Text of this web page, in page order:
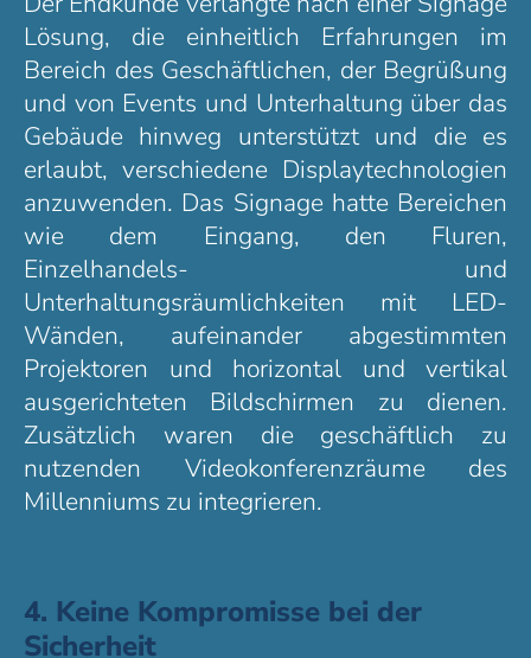
Lösung, die einheitlich Erfahrungen im
Bereich des Geschäftlichen, der Begrüßung
und von Events und Unterhaltung über das
Gebäude hinweg unterstützt und die es
erlaubt, verschiedene Displaytechnologien
anzuwenden. Das Signage hatte Bereichen
wie dem Eingang, den Fluren,
Einzelhandels- und
Unterhaltungsräumlichkeiten mit LED-
Wänden, aufeinander abgestimmten
Projektoren und horizontal und vertikal
ausgerichteten Bildschirmen zu dienen.
Zusätzlich waren die geschäftlich zu
nutzenden Videokonferenzräume des
Millenniums zu integrieren.
4. Keine Kompromisse bei der
Sicherheit